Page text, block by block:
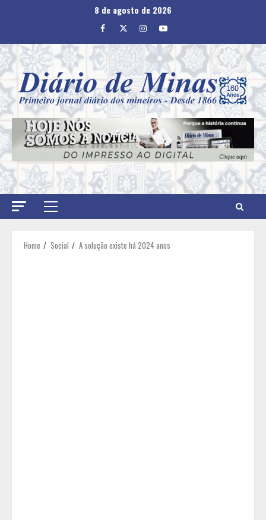
8 de agosto de 2026
Facebook
TwitterInstagram
Youtube
Primary
Home Social A solução existe há 2024 anos